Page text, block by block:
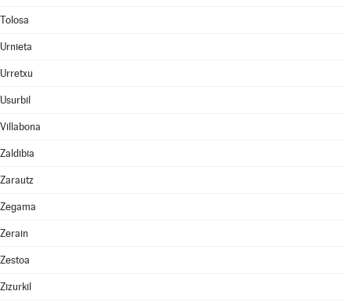
Tolosa
Urnieta
Urretxu
Usurbil
Villabona
Zaldibia
Zarautz
Zegama
Zerain
Zestoa
Zizurkil